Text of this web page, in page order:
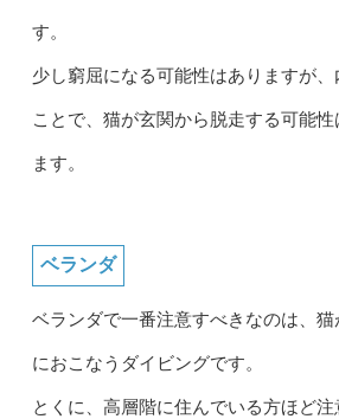
す。
少し窮屈になる可能性はありますが
ことで、猫が玄関から脱走する可能
ます。
ベランダ
ベランダで一番注意すべきなのは、
におこなうダイビングです。
とくに、高層階に住んでいる方ほど注